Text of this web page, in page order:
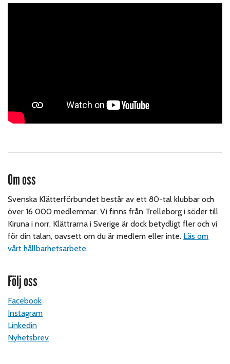
Om oss
Svenska Klätterförbundet består av ett 80-tal klubbar och
över 16 000 medlemmar. Vi finns från Trelleborg i söder till
Kiruna i norr. Klättrarna i Sverige är dock betydligt fler och vi
för din talan, oavsett om du är medlem eller inte. Läs om
vårt hållbarhetsarbete.
Följ oss
Facebook
Instagram
Linkedin
Nyhetsbrev